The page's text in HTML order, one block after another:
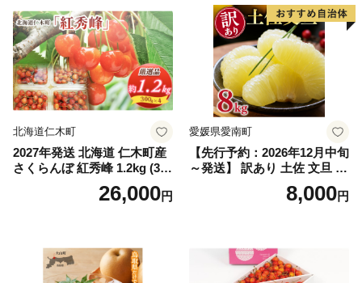
笛吹市 山梨県 フルーツ 果物
ぶどう 葡萄 大粒 シャインマ
スカット おすすめ シャイン
マスカット 贈答 ギフト 産地
笛吹市 シャインマスカット
笛吹 葡萄 国産 ぶどう 人気
国産 1.2kg 先行｜
北海道仁木町
2027年発送 北海道 仁木町産
さくらんぼ 紅秀峰 1.2kg (300
g×4パック) Lサイズ以上 旬
桜桃 産地直送 サクランボ チ
26,000円
愛媛県愛南町
【先行予約：2026年12月中旬
～発送】 訳あり 土佐 文旦 8k
g (Mサイズ以上サイズミック
ス) 8000円 わけあり ぶんた
産 農家直送 期間限定 特産品
サイズミックス くらもとフ
ァーム 愛南町 愛媛県
8,000円